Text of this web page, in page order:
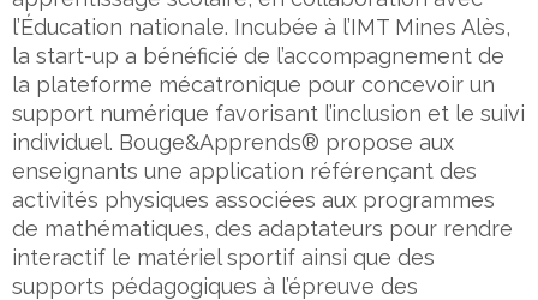
l’Éducation nationale. Incubée à l’IMT Mines Alès,
la start-up a bénéficié de l’accompagnement de
la plateforme mécatronique pour concevoir un
support numérique favorisant l’inclusion et le suivi
individuel. Bouge&Apprends® propose aux
enseignants une application référençant des
activités physiques associées aux programmes
de mathématiques, des adaptateurs pour rendre
interactif le matériel sportif ainsi que des
supports pédagogiques à l’épreuve des